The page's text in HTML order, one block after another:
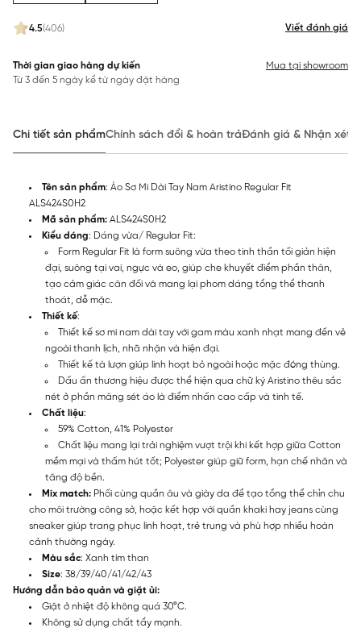
4.5(406) Viết đánh giá
Thời gian giao hàng dự kiến
Từ 3 đến 5 ngày kể từ ngày đặt hàng
Mua tại showroom
Chi tiết sản phẩmChính sách đổi & hoàn trảĐánh giá & Nhận xét
Tên sản phẩm: Áo Sơ Mi Dài Tay Nam Aristino Regular Fit
ALS424S0H2
Mã sản phẩm: ALS424S0H2
Kiểu dáng: Dáng vừa/ Regular Fit:
Form Regular Fit là form suông vừa theo tinh thần tối giản hiện
đại, suông tại vai, ngực và eo, giúp che khuyết điểm phần thân,
tạo cảm giác cân đối và mang lại phom dáng tổng thể thanh
thoát, dễ mặc.
Thiết kế:
Thiết kế sơ mi nam dài tay với gam màu xanh nhạt mang đến vẻ
ngoài thanh lịch, nhã nhặn và hiện đại.
Thiết kế tà lượn giúp linh hoạt bỏ ngoài hoặc mặc đóng thùng.
Dấu ấn thương hiệu được thể hiện qua chữ ký Aristino thêu sắc
nét ở phần măng sét áo là điểm nhấn cao cấp và tinh tế.
Chất liệu:
59% Cotton, 41% Polyester
Chất liệu mang lại trải nghiệm vượt trội khi kết hợp giữa Cotton
mềm mại và thấm hút tốt; Polyester giúp giữ form, hạn chế nhăn và
tăng độ bền.
Mix match: Phối cùng quần âu và giày da để tạo tổng thể chỉn chu
cho môi trường công sở, hoặc kết hợp với quần khaki hay jeans cùng
sneaker giúp trang phục linh hoạt, trẻ trung và phù hợp nhiều hoàn
cảnh thường ngày.
Màu sắc: Xanh tím than
Size: 38/39/40/41/42/43
Hướng dẫn bảo quản và giặt ủi:
Giặt ở nhiệt độ không quá 30°C.
Không sử dụng chất tẩy mạnh.